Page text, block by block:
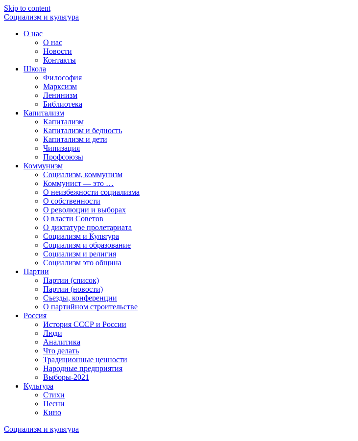
Skip to content
Социализм и культура
О нас
О нас
Новости
Контакты
Школа
Философия
Марксизм
Ленинизм
Библиотека
Капитализм
Капитализм
Капитализм и бедность
Капитализм и дети
Чипизация
Профсоюзы
Коммунизм
Социализм, коммунизм
Коммунист — это …
О неизбежности социализма
О собственности
О революции и выборах
О власти Советов
О диктатуре пролетариата
Социализм и Культура
Социализм и образование
Социализм и религия
Социализм это община
Партии
Партии (список)
Партии (новости)
Съезды, конференции
О партийном строительстве
Россия
История СССР и России
Люди
Аналитика
Что делать
Традиционные ценности
Народные предприятия
Выборы-2021
Культура
Стихи
Песни
Кино
Социализм и культура